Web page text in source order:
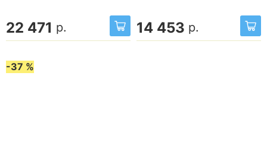
22 471 р. 14 453 р.
-37 %